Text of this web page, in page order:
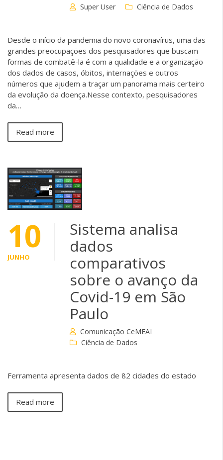
Super User Ciência de Dados
Desde o início da pandemia do novo coronavírus, uma das
grandes preocupações dos pesquisadores que buscam
formas de combatê-la é com a qualidade e a organização
dos dados de casos, óbitos, internações e outros
números que ajudem a traçar um panorama mais certeiro
da evolução da doença.Nesse contexto, pesquisadores
da…
Read more
10
JUNHO
Sistema analisa
dados
comparativos
sobre o avanço da
Covid-19 em São
Paulo
Comunicação CeMEAI
Ciência de Dados
Ferramenta apresenta dados de 82 cidades do estado
Read more